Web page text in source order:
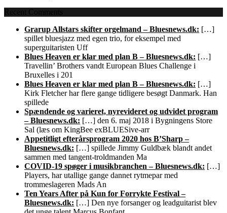
Recent Comments
Grarup Allstars skifter orgelmand – Bluesnews.dk: […]
spillet bluesjazz med egen trio, for eksempel med
superguitaristen Uff
Blues Heaven er klar med plan B – Bluesnews.dk: […]
Travellin’ Brothers vandt European Blues Challenge i
Bruxelles i 201
Blues Heaven er klar med plan B – Bluesnews.dk: […]
Kirk Fletcher har flere gange tidligere besøgt Danmark. Han
spillede
Spændende og varieret, nyrevideret og udvidet program
– Bluesnews.dk: […] den 6. maj 2018 i Bygningens Store
Sal (læs om KingBee exBLUESive-arr
Appetitligt efterårsprogram 2020 hos B’Sharp –
Bluesnews.dk: […] spillede Jimmy Guldbæk blandt andet
sammen med tangent-troldmanden Ma
COVID-19 spøger i musikbranchen – Bluesnews.dk: […]
Players, har utallige gange dannet rytmepar med
trommeslageren Mads An
Ten Years After på Kun for Forrykte Festival –
Bluesnews.dk: […] Den nye forsanger og leadguitarist blev